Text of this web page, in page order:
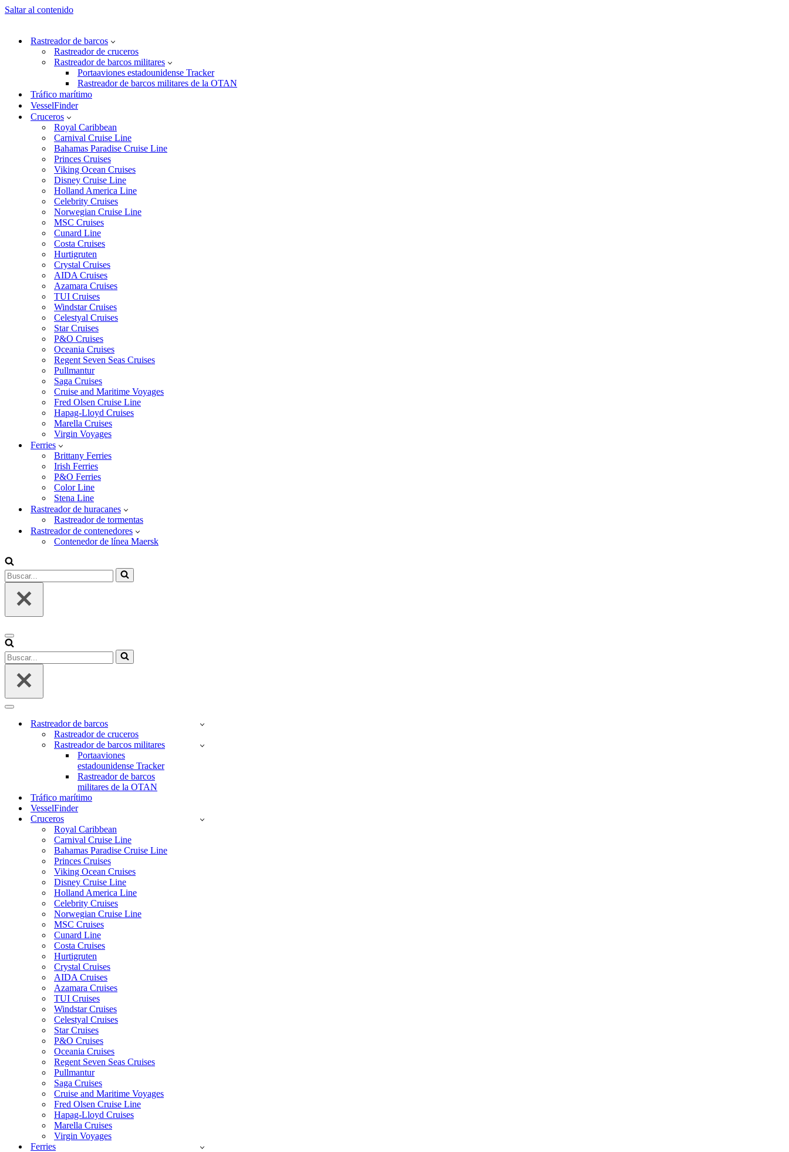
Saltar al contenido
Rastreador de barcos
Rastreador de cruceros
Rastreador de barcos militares
Portaaviones estadounidense Tracker
Rastreador de barcos militares de la OTAN
Tráfico marítimo
VesselFinder
Cruceros
Royal Caribbean
Carnival Cruise Line
Bahamas Paradise Cruise Line
Princes Cruises
Viking Ocean Cruises
Disney Cruise Line
Holland America Line
Celebrity Cruises
Norwegian Cruise Line
MSC Cruises
Cunard Line
Costa Cruises
Hurtigruten
Crystal Cruises
AIDA Cruises
Azamara Cruises
TUI Cruises
Windstar Cruises
Celestyal Cruises
Star Cruises
P&O Cruises
Oceania Cruises
Regent Seven Seas Cruises
Pullmantur
Saga Cruises
Cruise and Maritime Voyages
Fred Olsen Cruise Line
Hapag-Lloyd Cruises
Marella Cruises
Virgin Voyages
Ferries
Brittany Ferries
Irish Ferries
P&O Ferries
Color Line
Stena Line
Rastreador de huracanes
Rastreador de tormentas
Rastreador de contenedores
Contenedor de línea Maersk
Buscar...
Menú
de
navegación
Buscar...
Menú
navegaciónRastreador de barcos
Rastreador de cruceros
Rastreador de barcos militares
Portaaviones
estadounidense Tracker
Rastreador de barcos
militares de la OTAN
Tráfico marítimo
VesselFinder
Cruceros
Royal Caribbean
Carnival Cruise Line
Bahamas Paradise Cruise Line
Princes Cruises
Viking Ocean Cruises
Disney Cruise Line
Holland America Line
Celebrity Cruises
Norwegian Cruise Line
MSC Cruises
Cunard Line
Costa Cruises
Hurtigruten
Crystal Cruises
AIDA Cruises
Azamara Cruises
TUI Cruises
Windstar Cruises
Celestyal Cruises
Star Cruises
P&O Cruises
Oceania Cruises
Regent Seven Seas Cruises
Pullmantur
Saga Cruises
Cruise and Maritime Voyages
Fred Olsen Cruise Line
Hapag-Lloyd Cruises
Marella Cruises
Virgin Voyages
Ferries